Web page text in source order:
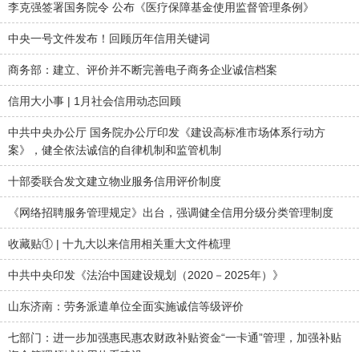
李克强签署国务院令 公布《医疗保障基金使用监督管理条例》
中央一号文件发布！回顾历年信用关键词
商务部：建立、评价并不断完善电子商务企业诚信档案
信用大小事 | 1月社会信用动态回顾
中共中央办公厅 国务院办公厅印发《建设高标准市场体系行动方
案》，健全依法诚信的自律机制和监管机制
十部委联合发文建立物业服务信用评价制度
《网络招聘服务管理规定》出台，强调健全信用分级分类管理制度
收藏贴① | 十九大以来信用相关重大文件梳理
中共中央印发《法治中国建设规划（2020－2025年）》
山东济南：劳务派遣单位全面实施诚信等级评价
七部门：进一步加强惠民惠农财政补贴资金“一卡通”管理，加强补贴